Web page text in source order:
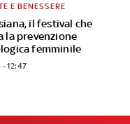
il festival che
la prevenzione
femminile
E BENESSERE
- 12:47